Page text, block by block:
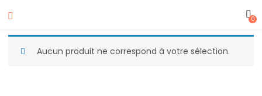
0
Aucun produit ne correspond à votre sélection.